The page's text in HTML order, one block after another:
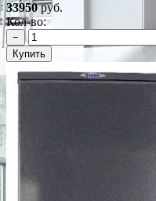
33950руб.
Кол-во:
−
Купить